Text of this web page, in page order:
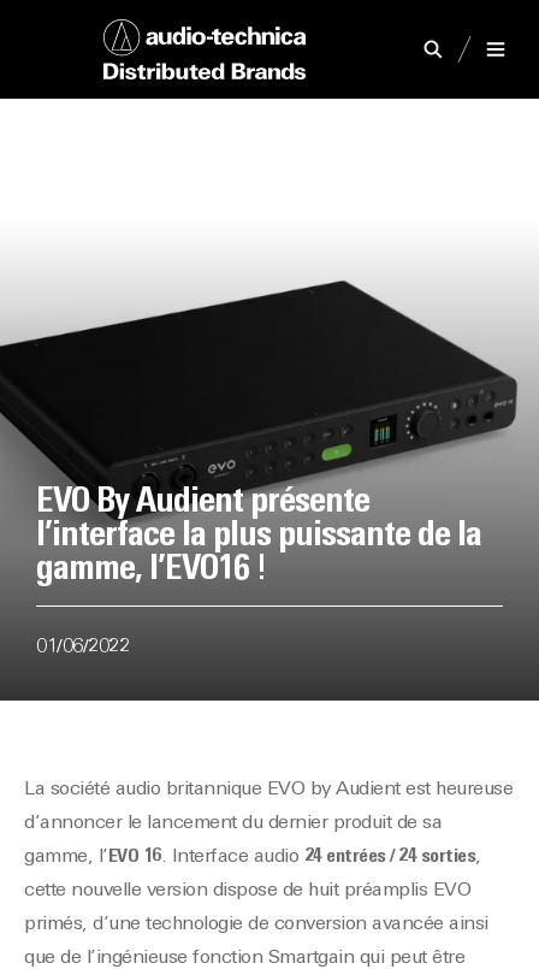
EVO By Audient présente
l’interface la plus puissante de la
gamme, l’EVO16 !
01/06/2022
La société audio britannique EVO by Audient est heureuse
d’annoncer le lancement du dernier produit de sa
gamme, l’ EVO 16. Interface audio 24 entrées / 24 sorties,
cette nouvelle version dispose de huit préamplis EVO
primés, d’une technologie de conversion avancée ainsi
que de l’ingénieuse fonction Smartgain qui peut être